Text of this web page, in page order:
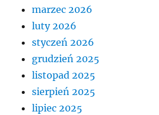
marzec 2026
luty 2026
styczeń 2026
grudzień 2025
listopad 2025
sierpień 2025
lipiec 2025